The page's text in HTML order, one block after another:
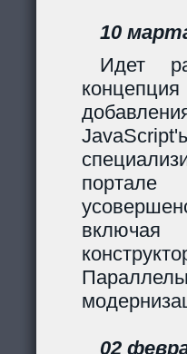
10
Идет
включая
02